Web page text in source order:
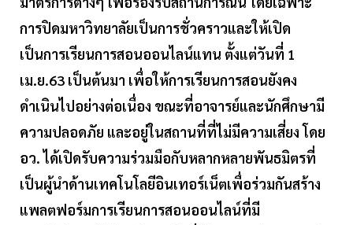
การปิดมหาวิทยาลัยเป็นการชั่วคราวและให้เปิด
เป็นการเรียนการสอนออนไลน์แทน ตั้งแต่วันที่ 1
เม.ย.63 เป็นต้นมา เพื่อให้การเรียนการสอนยังคง
ดำเนินไปอย่างต่อเนื่อง ขณะที่อาจารย์และนักศึกษามี
ความปลอดภัย และอยู่ในสถานที่ที่ไม่มีความเสี่ยง โดย
อว. ได้เปิดรับความร่วมมือกับหลากหลายพันธมิตรที่
เป็นผู้นำด้านเทคโนโลยีอินเทอร์เน็ตเพื่อร่วมกันสร้าง
แพลตฟอร์มการเรียนการสอนออนไลน์ที่มี